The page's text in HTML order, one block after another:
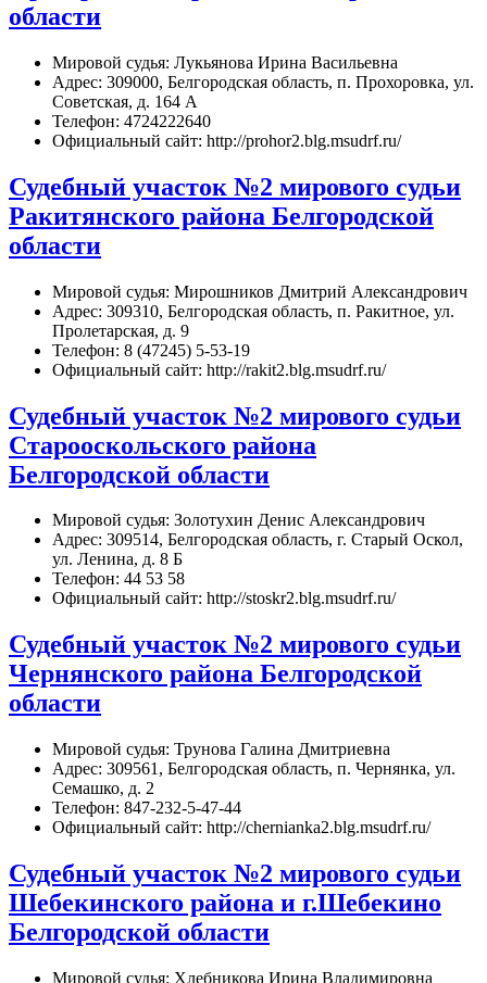
области
Мировой судья: Лукьянова Ирина Васильевна
Адрес: 309000, Белгородская область, п. Прохоровка, ул.
Советская, д. 164 А
Телефон: 4724222640
Официальный сайт: http://prohor2.blg.msudrf.ru/
Судебный участок №2 мирового судьи
Ракитянского района Белгородской
области
Мировой судья: Мирошников Дмитрий Александрович
Адрес: 309310, Белгородская область, п. Ракитное, ул.
Пролетарская, д. 9
Телефон: 8 (47245) 5-53-19
Официальный сайт: http://rakit2.blg.msudrf.ru/
Судебный участок №2 мирового судьи
Старооскольского района
Белгородской области
Мировой судья: Золотухин Денис Александрович
Адрес: 309514, Белгородская область, г. Старый Оскол,
ул. Ленина, д. 8 Б
Телефон: 44 53 58
Официальный сайт: http://stoskr2.blg.msudrf.ru/
Судебный участок №2 мирового судьи
Чернянского района Белгородской
области
Мировой судья: Трунова Галина Дмитриевна
Адрес: 309561, Белгородская область, п. Чернянка, ул.
Семашко, д. 2
Телефон: 847-232-5-47-44
Официальный сайт: http://chernianka2.blg.msudrf.ru/
Судебный участок №2 мирового судьи
Шебекинского района и г.Шебекино
Белгородской области
Мировой судья: Хлебникова Ирина Владимировна